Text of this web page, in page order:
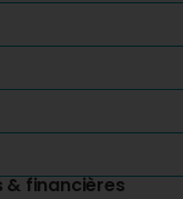
& financières